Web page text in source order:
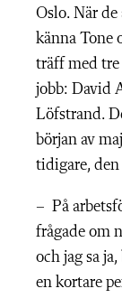
Oslo. När de
känna Tone
träff med tre
jobb: David
Löfstrand.
början av
tidigare,
– På
frågade om
och jag sa
en kortare